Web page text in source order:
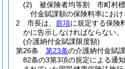
(2)
被保険者均等割 市町村
付金賦課額の保険料率にお
2
市長は、 前項に規定する保険
かに告示しなければならない。
(介護納付金賦課限度額)
第26条
第23条の介護納付金賦
82条の3第3項の規定による通